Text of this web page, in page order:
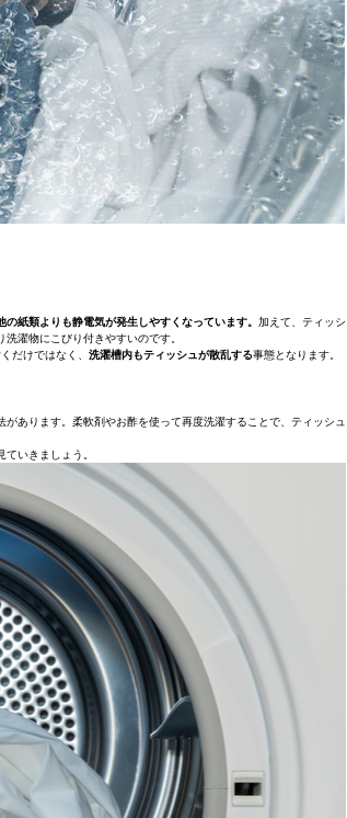
の紙類よりも静電気が発生しやすくなっています。 加えて、ティッシ
洗濯物にこびり付きやすいのです。
だけではなく、 洗濯槽内もティッシュが散乱する事態となります。
あります。柔軟剤やお酢を使って再度洗濯することで、ティッシュ
いきましょう。